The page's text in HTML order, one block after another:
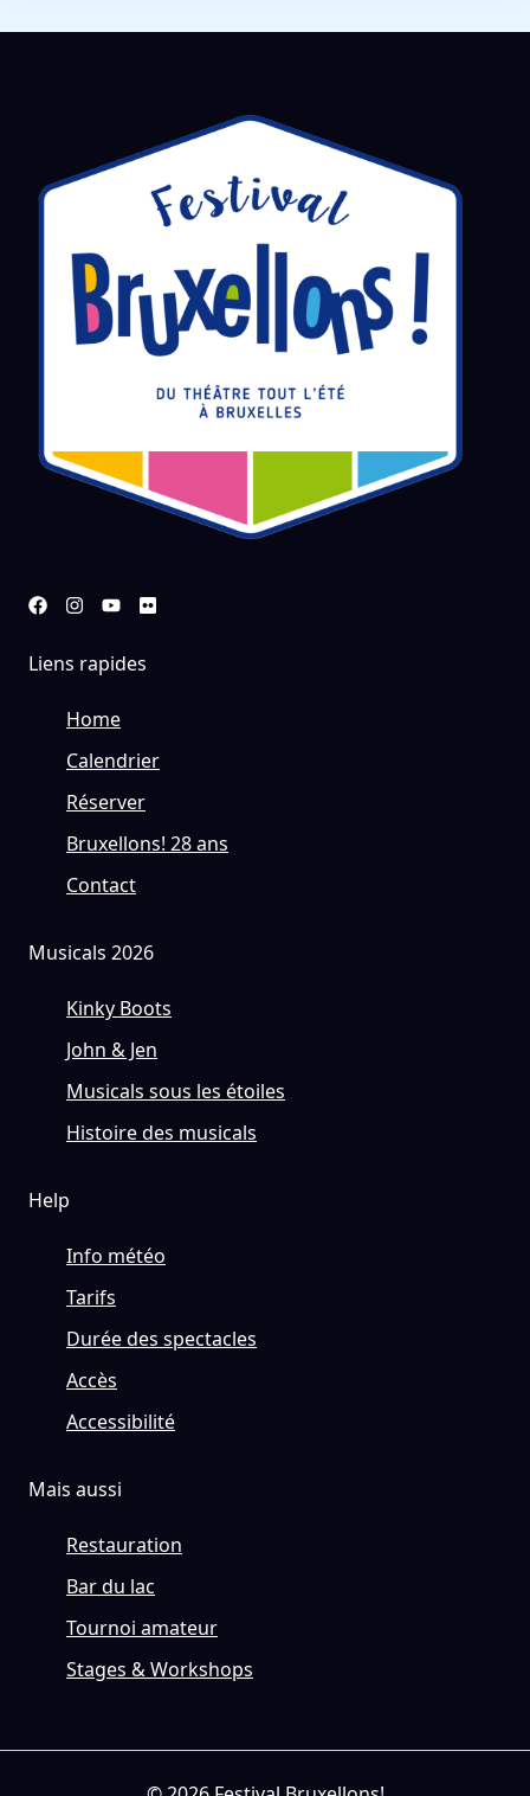
Liens rapides
Home
Calendrier
Réserver
Bruxellons! 28 ans
Contact
Musicals 2026
Kinky Boots
John & Jen
Musicals sous les étoiles
Histoire des musicals
Help
Info météo
Tarifs
Durée des spectacles
Accès
Accessibilité
Mais aussi
Restauration
Bar du lac
Tournoi amateur
Stages & Workshops